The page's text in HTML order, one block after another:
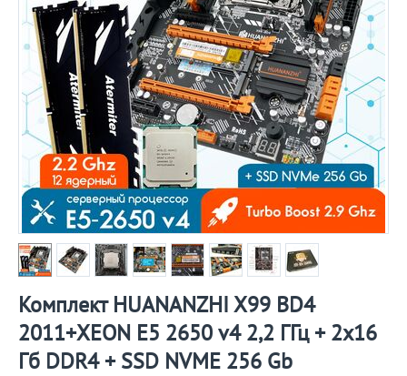
Комплект HUANANZHI X99 BD4
2011+XEON E5 2650 v4 2,2 ГГц + 2x16
Гб DDR4 + SSD NVME 256 Gb